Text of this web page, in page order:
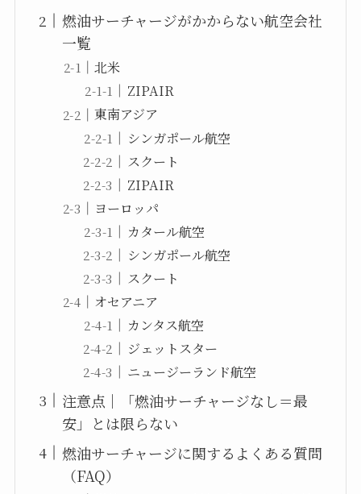
燃油サーチャージがかからない航空会社
一覧
北米
ZIPAIR
東南アジア
シンガポール航空
スクート
ZIPAIR
ヨーロッパ
カタール航空
シンガポール航空
スクート
オセアニア
カンタス航空
ジェットスター
ニュージーランド航空
注意点｜「燃油サーチャージなし＝最
安」とは限らない
燃油サーチャージに関するよくある質問
（FAQ）